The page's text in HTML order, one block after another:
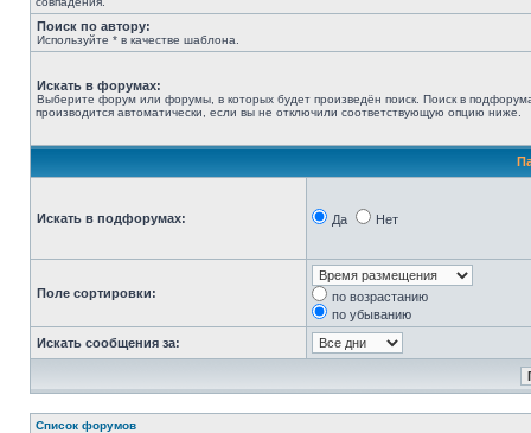
Поиск по автору:
Используйте * в качестве шаблона.
Искать в форумах:
Выберите форум или форумы, в которых будет произведён поиск. Поиск в
производится автоматически, если вы не отключили соответствующую опцию ниже.
Искать в подфорумах: Да Нет
Поле сортировки:
по возрастанию
по убыванию
Искать сообщения за:
Список форумов